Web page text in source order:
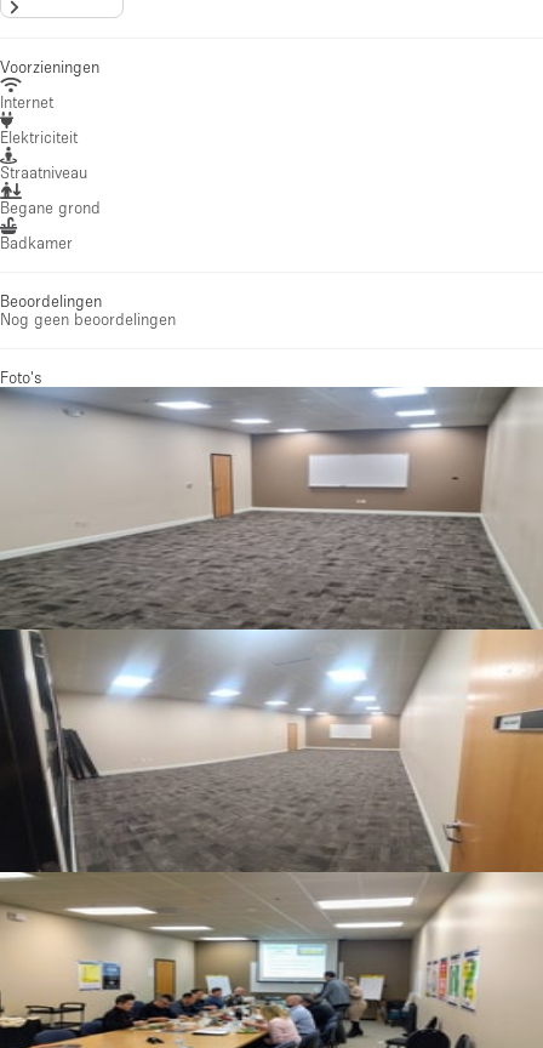
Voorzieningen
Internet
Elektriciteit
Straatniveau
Begane grond
Badkamer
Beoordelingen
Nog geen beoordelingen
Foto's